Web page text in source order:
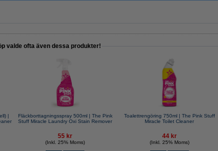
valde ofta även dessa produkter!
|
Fläckborttagningsspray 500ml | The Pink
Stuff Miracle Laundry Oxi Stain Remover
55 kr
(Inkl. 25% Moms)
Toalettrengöring 750ml | The Pink Stuff
Miracle Toilet Cleaner
44 kr
(Inkl. 25% Moms)